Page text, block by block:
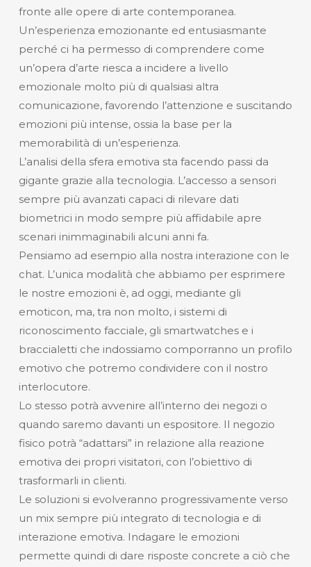
fronte alle opere di arte contemporanea.
Un’esperienza emozionante ed entusiasmante
perché ci ha permesso di comprendere come
un’opera d’arte riesca a incidere a livello
emozionale molto più di qualsiasi altra
comunicazione, favorendo l’attenzione e suscitando
emozioni più intense, ossia la base per la
memorabilità di un’esperienza.
L’analisi della sfera emotiva sta facendo passi da
gigante grazie alla tecnologia. L’accesso a sensori
sempre più avanzati capaci di rilevare dati
biometrici in modo sempre più affidabile apre
scenari inimmaginabili alcuni anni fa.
Pensiamo ad esempio alla nostra interazione con le
chat. L’unica modalità che abbiamo per esprimere
le nostre emozioni è, ad oggi, mediante gli
emoticon, ma, tra non molto, i sistemi di
riconoscimento facciale, gli smartwatches e i
braccialetti che indossiamo comporranno un profilo
emotivo che potremo condividere con il nostro
interlocutore.
Lo stesso potrà avvenire all’interno dei negozi o
quando saremo davanti un espositore. Il negozio
fisico potrà “adattarsi” in relazione alla reazione
emotiva dei propri visitatori, con l’obiettivo di
trasformarli in clienti.
Le soluzioni si evolveranno progressivamente verso
un mix sempre più integrato di tecnologia e di
interazione emotiva. Indagare le emozioni
permette quindi di dare risposte concrete a ciò che